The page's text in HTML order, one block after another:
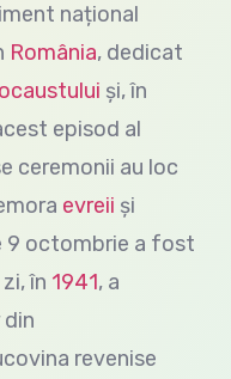
național
România, dedicat
și, în
episod al
ceremonii au loc
evreii și
9 octombrie a fost
în 1941, a
revenise